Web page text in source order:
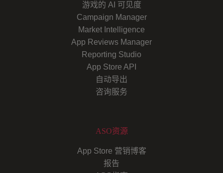
游戏的 AI 可见度
Campaign Manager
Market Intelligence
App Reviews Manager
Reporting Studio
App Store API
自动导出
咨询服务
ASO资源
App Store 营销博客
报告